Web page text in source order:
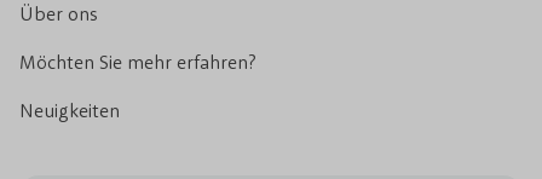
Über ons
Möchten Sie mehr erfahren?
Neuigkeiten